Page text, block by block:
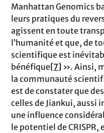
Manhattan Genomics
leurs pratiques du
agissent en toute
l’humanité et que, de
scientifique est
bénéfique[7] ». Ainsi,
la communauté
est de constater que
celles de Jiankui, aussi
une influence
le potentiel de